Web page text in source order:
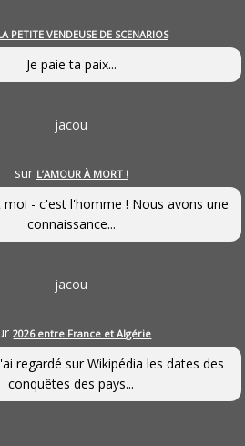
PETITE VENDEUSE DE SCENARIOS
Je paie ta paix...
jacou
sur L’AMOUR À MORT !
moi - c'est l'homme ! Nous avons une
connaissance...
jacou
2026 entre France et Algérie
regardé sur Wikipédia les dates des
conquêtes des pays...